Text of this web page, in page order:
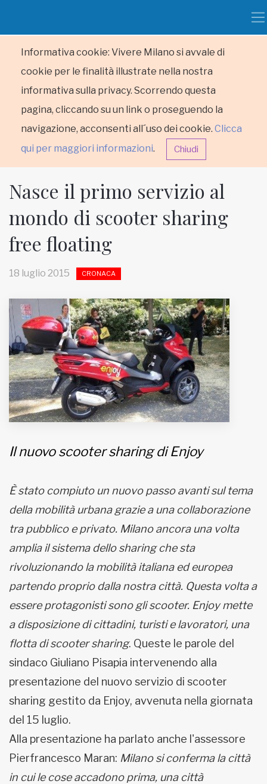
Informativa cookie: Vivere Milano si avvale di
cookie per le finalità illustrate nella nostra
informativa sulla privacy. Scorrendo questa
pagina, cliccando su un link o proseguendo la
navigazione, acconsenti all´uso dei cookie. Clicca
qui per maggiori informazioni. Chiudi
HOME
Inviateci le vostre segnalazioni
Iscriviti alla newsletter
www.viveremilano.info
Fondato e diretto da Enzo De
Imbonati, 89 20159 Milano (Italia)
Nasce il primo servizio al
mondo di scooter sharing
free floating
18 luglio 2015 CRONACA
Il nuovo scooter sharing di Enjoy
È stato compiuto un nuovo passo avanti sul tema
della mobilità urbana grazie a una collaborazione
tra pubblico e privato. Milano ancora una volta
amplia il sistema dello sharing che sta
rivoluzionando la mobilità italiana ed europea
partendo proprio dalla nostra città. Questa volta a
essere protagonisti sono gli scooter. Enjoy mette
a disposizione di cittadini, turisti e lavoratori, una
flotta di scooter sharing. Queste le parole del
sindaco Giuliano Pisapia intervenendo alla
presentazione del nuovo servizio di scooter
sharing gestito da Enjoy, avvenuta nella giornata
del 15 luglio.
Alla presentazione ha parlato anche l'assessore
Pierfrancesco Maran: Milano si conferma la città
in cui le cose accadono prima, una città